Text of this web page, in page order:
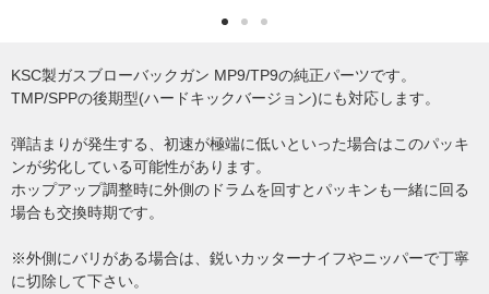
KSC製ガスブローバックガン MP9/TP9の純正パーツです。
TMP/SPPの後期型(ハードキックバージョン)にも対応します。
弾詰まりが発生する、初速が極端に低いといった場合はこのパッキ
ンが劣化している可能性があります。
ホップアップ調整時に外側のドラムを回すとパッキンも一緒に回る
場合も交換時期です。
※外側にバリがある場合は、鋭いカッターナイフやニッパーで丁寧
に切除して下さい。